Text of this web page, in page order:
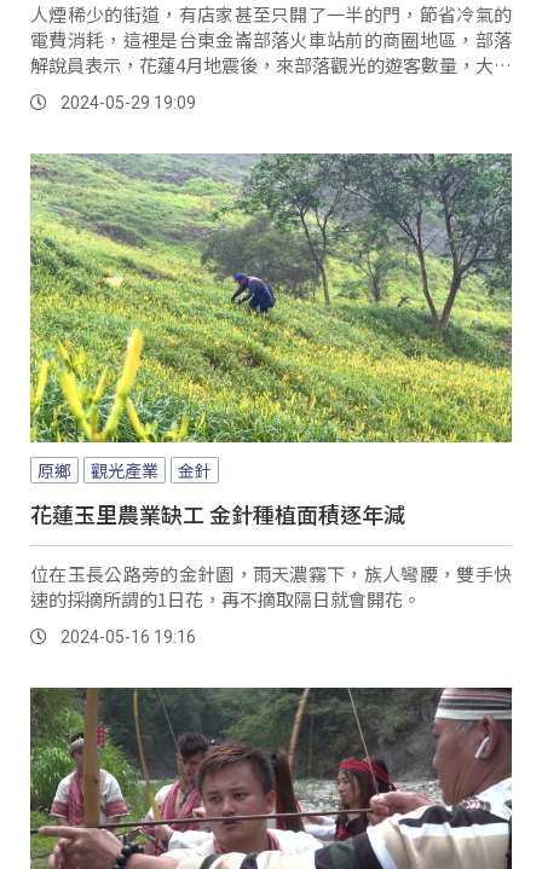
人煙稀少的街道，有店家甚至只開了一半的門，節省冷氣的
電費消耗，這裡是台東金崙部落火車站前的商圈地區，部落
解說員表示，花蓮4月地震後，來部落觀光的遊客數量，大幅
減少，過去平均一天可以帶到8團以上的的觀光導覽，縮減到
一周只剩下一兩團。
2024-05-29 19:09
原鄉 觀光產業 金針
花蓮玉里農業缺工 金針種植面積逐年減
位在玉長公路旁的金針園，雨天濃霧下，族人彎腰，雙手快
速的採摘所謂的1日花，再不摘取隔日就會開花。
2024-05-16 19:16